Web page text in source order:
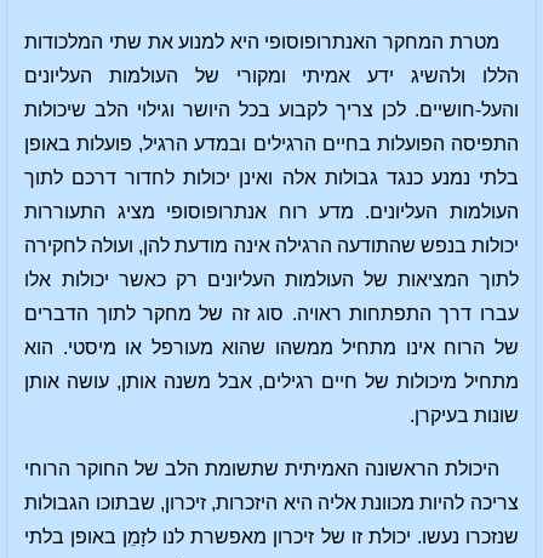
מטרת המחקר האנתרופוסופי היא למנוע את שתי המלכודות
הללו ולהשיג ידע אמיתי ומקורי של העולמות העליונים
והעל-חושיים. לכן צריך לקבוע בכל היושר וגילוי הלב שיכולות
התפיסה הפועלות בחיים הרגילים ובמדע הרגיל, פועלות באופן
בלתי נמנע כנגד גבולות אלה ואינן יכולות לחדור דרכם לתוך
העולמות העליונים. מדע רוח אנתרופוסופי מציג התעוררות
יכולות בנפש שהתודעה הרגילה אינה מודעת להן, ועולה לחקירה
לתוך המציאות של העולמות העליונים רק כאשר יכולות אלו
עברו דרך התפתחות ראויה. סוג זה של מחקר לתוך הדברים
של הרוח אינו מתחיל ממשהו שהוא מעורפל או מיסטי. הוא
מתחיל מיכולות של חיים רגילים, אבל משנה אותן, עושה אותן
שונות בעיקרן.
היכולת הראשונה האמיתית שתשומת הלב של החוקר הרוחי
צריכה להיות מכוונת אליה היא היזכרות, זיכרון, שבתוכו הגבולות
שנזכרו נעשו. יכולת זו של זיכרון מאפשרת לנו לזָמֵן באופן בלתי